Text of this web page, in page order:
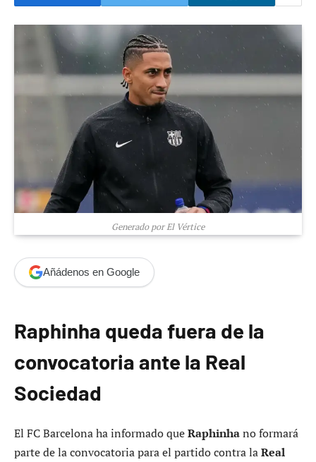
Generado por El Vértice
Añádenos en Google
Raphinha queda fuera de la
convocatoria ante la Real
Sociedad
El FC Barcelona ha informado queRaphinhano formará
parte de la convocatoria para el partido contra laReal